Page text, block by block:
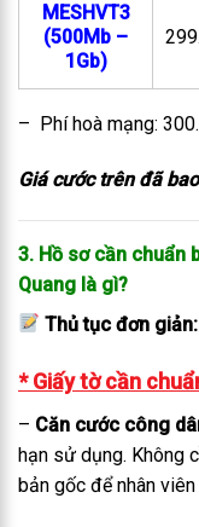
MESHVT3
(500Mb –
1Gb)
– Phí hoà mạng:
Giá cước trên đã
3. Hồ sơ cần chuẩn
Quang là gì?
Thủ tục đơn giản:
* Giấy tờ cần
– Căn cước công
hạn sử dụng. Không
bản gốc để nhân